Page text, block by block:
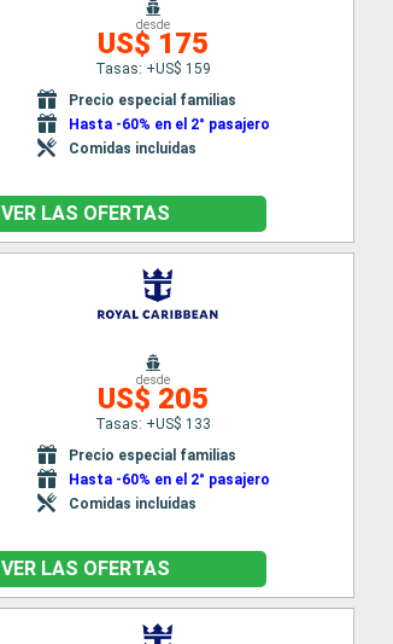
desde
US$ 175
Tasas: +US$ 159
Precio especial familias
Hasta -60% en el 2° pasajero
Comidas incluidas
VER LAS OFERTAS
desde
US$ 205
Tasas: +US$ 133
Precio especial familias
Hasta -60% en el 2° pasajero
Comidas incluidas
VER LAS OFERTAS